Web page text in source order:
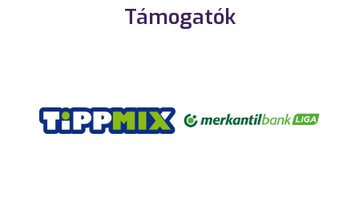
Támogatók